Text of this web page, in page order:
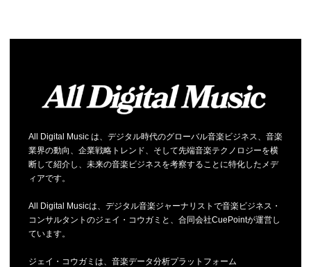
All Digital Music は、デジタル時代のグローバル音楽ビジネス、音楽
業界の動向、企業戦略トレンド、そして先端音楽テクノロジーを横
断して紹介し、未来の音楽ビジネスを考察することに特化したメデ
ィアです。
All Digital Musicは、デジタル音楽ジャーナリストで音楽ビジネス・
コンサルタントのジェイ・コウガミと、合同会社CuePointが運営し
ています。
ジェイ・コウガミは、音楽データ分析プラットフォーム